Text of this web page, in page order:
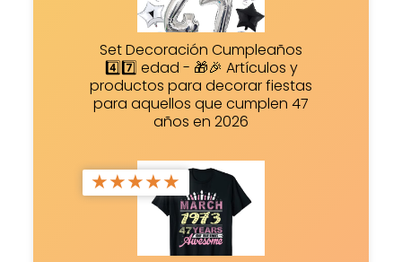
Set Decoración Cumpleaños
4️⃣7️⃣ edad - 🎁🎉 Artículos y
productos para decorar fiestas
para aquellos que cumplen 47
años en 2026
★★★★★